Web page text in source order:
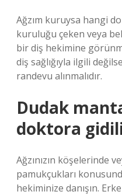
Ağzım kuruysa hangi
kuruluğu çeken veya
bir diş hekimine
diş sağlığıyla ilgili
randevu alınmalıdır.
Dudak
doktora
Ağzınızın köşelerinde
pamukçukları
hekiminize danışın.